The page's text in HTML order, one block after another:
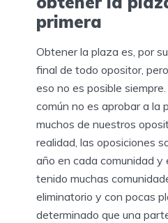
primera
Obtener la plaza es, por
final de todo opositor,
eso no es posible
común no es aprobar a la
muchos de nuestros
realidad, las oposiciones
año en cada comunidad y
tenido muchas
eliminatorio y con pocas
determinado que una